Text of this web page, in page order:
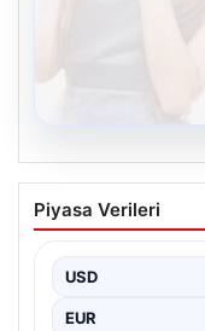
Kelebek
Sertifikalı
İnternet çağında
Piyasa Verileri
USD
EUR